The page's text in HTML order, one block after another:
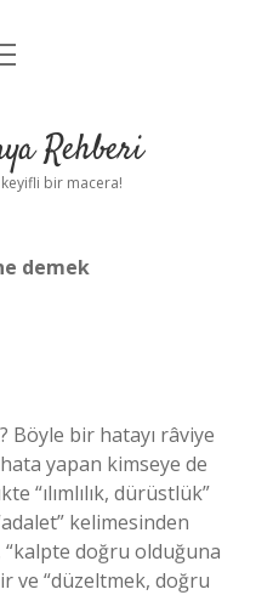
Rehberi
bir macera!
demek
Böyle bir hatayı râviye
yapan kimseye de
“ılımlılık, dürüstlük”
kelimesinden
doğru olduğuna
ve “düzeltmek, doğru